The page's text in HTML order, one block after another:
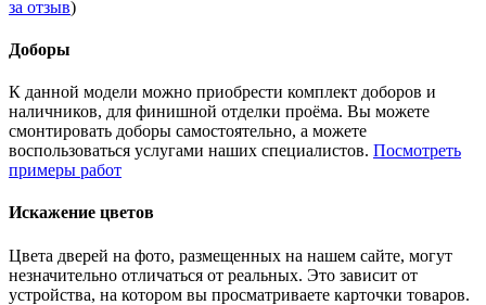
за отзыв)
Доборы
К данной модели можно приобрести комплект доборов и
наличников, для финишной отделки проёма. Вы можете
смонтировать доборы самостоятельно, а можете
воспользоваться услугами наших специалистов. Посмотреть
примеры работ
Искажение цветов
Цвета дверей на фото, размещенных на нашем сайте, могут
незначительно отличаться от реальных. Это зависит от
устройства, на котором вы просматриваете карточки товаров.